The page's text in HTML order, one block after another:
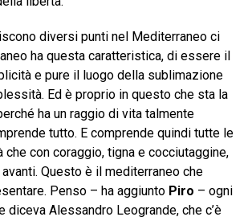
diversi punti nel Mediterraneo ci
ha questa caratteristica, di essere il
e pure il luogo della sublimazione
Ed è proprio in questo che sta la
ha un raggio di vita talmente
tutto. E comprende quindi tutte le
con coraggio, tigna e cocciutaggine,
Questo è il mediterraneo che
Penso – ha aggiunto Piro – ogni
diceva Alessandro Leogrande, che c’è